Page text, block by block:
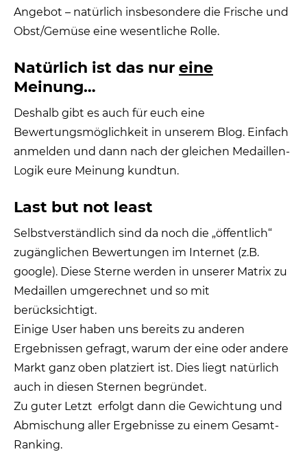
Angebot – natürlich insbesondere die Frische und
Obst/Gemüse eine wesentliche Rolle.
Natürlich ist das nur eine
Meinung…
Deshalb gibt es auch für euch eine
Bewertungsmöglichkeit in unserem Blog. Einfach
anmelden und dann nach der gleichen Medaillen-
Logik eure Meinung kundtun.
Last but not least
Selbstverständlich sind da noch die „öffentlich“
zugänglichen Bewertungen im Internet (z.B.
google). Diese Sterne werden in unserer Matrix zu
Medaillen umgerechnet und so mit
berücksichtigt.
Einige User haben uns bereits zu anderen
Ergebnissen gefragt, warum der eine oder andere
Markt ganz oben platziert ist. Dies liegt natürlich
auch in diesen Sternen begründet.
Zu guter Letzt erfolgt dann die Gewichtung und
Abmischung aller Ergebnisse zu einem Gesamt-
Ranking.